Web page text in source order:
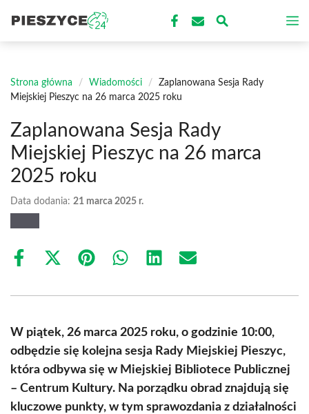
treści
Strona główna / Wiadomości /
Zaplanowana Sesja Rady
Miejskiej Pieszyc na 26 marca 2025 roku
Zaplanowana Sesja Rady
Miejskiej Pieszyc na 26 marca
2025 roku
Data dodania: 21 marca 2025 r.
Share
Share
(Twitter)
Share Share Share Share
W piątek, 26 marca 2025 roku, o godzinie 10:00,
odbędzie się kolejna sesja Rady Miejskiej Pieszyc,
która odbywa się w Miejskiej Bibliotece Publicznej
– Centrum Kultury. Na porządku obrad znajdują się
kluczowe punkty, w tym sprawozdania z działalności